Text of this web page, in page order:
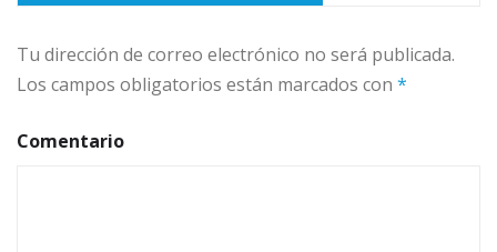
Tu dirección de correo electrónico no será publicada.
Los campos obligatorios están marcados con *
Comentario